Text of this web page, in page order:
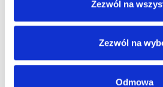
Zezwól na
Zezwól na
Odmowa